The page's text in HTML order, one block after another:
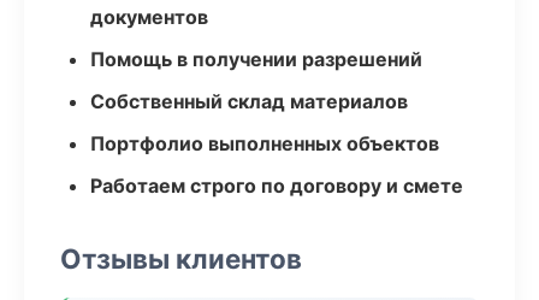
документов
Помощь в получении разрешений
Собственный склад материалов
Портфолио выполненных объектов
Работаем строго по договору и смете
Отзывы клиентов